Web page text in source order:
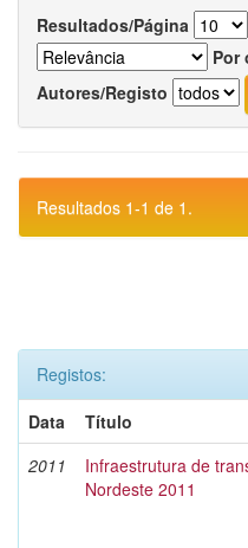
Resultados/Página
Por
Autores/Registo
Resultados 1-1 de 1.
Registos:
Data
Título
2011
Infraestrutura de
Nordeste 2011